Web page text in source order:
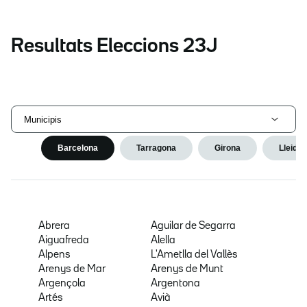
Resultats Eleccions 23J
Municipis
Barcelona Tarragona Girona Lleida
Abrera
Aguilar de Segarra
Aiguafreda
Alella
Alpens
L'Ametlla del Vallès
Arenys de Mar
Arenys de Munt
Argençola
Argentona
Artés
Avià